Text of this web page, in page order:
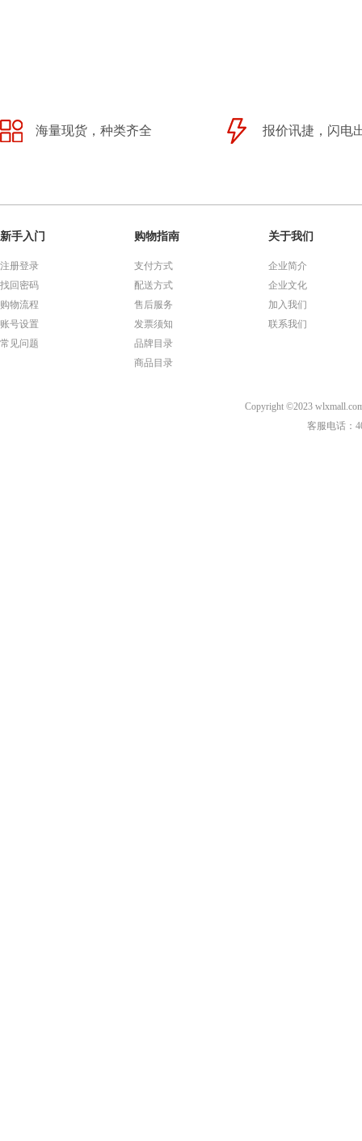
海量现货，种类齐全 报价讯捷，闪电
新手入门
注册登录
找回密码
购物流程
账号设置
常见问题
购物指南
支付方式
配送方式
售后服务
发票须知
品牌目录
商品目录
关于我们
企业简介
企业文化
加入我们
联系我们
Copyright ©2023
客服电话：